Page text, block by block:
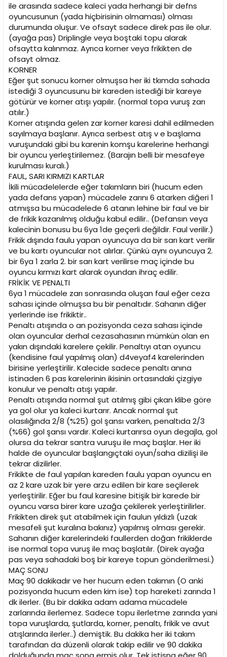
ile arasında sadece kaleci yada herhangi bir defns
oyuncusunun (yada hiçbirisinin olmaması) olması
durumunda oluşur. Ve ofsayt sadece direk pas ile olur.
(ayağa pas) Driplingle veya boştaki topu alarak
ofsaytta kalınmaz. Ayrıca korner veya frikikten de
ofsayt olmaz.
KORNER
Eğer şut sonucu korner olmuşsa her iki tkımda sahada
istediği 3 oyuncusunu bir kareden istediği bir kareye
götürür ve korner atışı yapılır. (normal topa vuruş zarı
atılır.)
Korner atışında gelen zar korner karesi dahil edilmeden
sayılmaya başlanır. Ayrıca serbest atış v e başlama
vuruşundaki gibi bu karenin komşu karelerine herhangi
bir oyuncu yerleştirilemez. (Barajın belli bir mesafeye
kurulması kuralı.)
FAUL, SARI KIRMIZI KARTLAR
İkili mücadelelerde eğer takımların biri (hucum eden
yada defans yapan) mücadele zarını 6 atarken diğeri 1
atmışsa bu mücadelede 6 atanın lehine bir faul ve bir
de frikik kazanılmış olduğu kabul edilir.. (Defansın veya
kalecinin bonusu bu 6ya 1de geçerli değildir. Faul verilir.)
Frikik dışında faulu yapan oyuncuya da bir sarı kart verilir
ve bu kartı oyuncular not alırlar. Çünkü aynı oyuncuya 2.
bir 6ya 1 zarla 2. bir sarı kart verilirse maç içinde bu
oyuncu kırmızı kart alarak oyundan ihraç edilir.
FRİKİK VE PENALTI
6ya 1 mücadele zarı sonrasında oluşan faul eğer ceza
sahası içinde olmuşsa bu bir penaltıdır. Sahanın diğer
yerlerinde ise frikiktir..
Penaltı atışında o an pozisyonda ceza sahası içinde
olan oyuncular derhal cezasahasının mümkün olan en
yakın dışındaki karelere çekilir. Penaltıyı atan oyuncu
(kendisine faul yapılmış olan) d4veyaf4 karelerinden
birisine yerleştirilir. Kalecide sadece penaltı anına
istinaden 6 pas karelerinin ikisinin ortasındaki çizgiye
konulur ve penaltı atışı yapılır.
Penaltı atışında normal şut atılmış gibi çıkan klibe göre
ya gol olur ya kaleci kurtarır. Ancak normal şut
olasılığında 2/8 (%25) gol şansı varken, penaltıda 2/3
(%66) gol şansı vardır. Kaleci kurtarırsa oyun degajla, gol
olursa da tekrar santra vuruşu ile maç başlar. Her iki
halde de oyuncular başlangıçtaki oyun/saha dizilişi ile
tekrar dizilirler.
Frikikte de faul yapılan kareden faulu yapan oyuncu en
az 2 kare uzak bir yere arzu edilen bir kare seçilerek
yerleştirilir. Eğer bu faul karesine bitişik bir karede bir
oyuncu varsa birer kare uzağa çekilerek yerleştirilirler.
Frikikten direk şut atabilmek için faulun yıldızlı (uzak
mesafeli şut kuralına bakınız) yapılmış olması gerekir.
Sahanın diğer karelerindeki faullerden doğan frikiklerde
ise normal topa vuruş ile maç başlatılır. (Direk ayağa
pas veya sahadaki boş bir kareye topun gönderilmesi.)
MAÇ SONU
Maç 90 dakikadır ve her hucum eden takımın (O anki
pozisyonda hucum eden kim ise) top hareketi zarında 1
dk ilerler. (Bu bir dakika adam adama mücadele
zarlarında ilerlemez. Sadece topu ilerletme zarında yani
topa vuruşlarda, şutlarda, korner, penaltı, frikik ve avut
atışlarında ilerler..) demiştik. Bu dakika her iki takım
tarafından da düzenli olarak takip edilir ve 90 dakika